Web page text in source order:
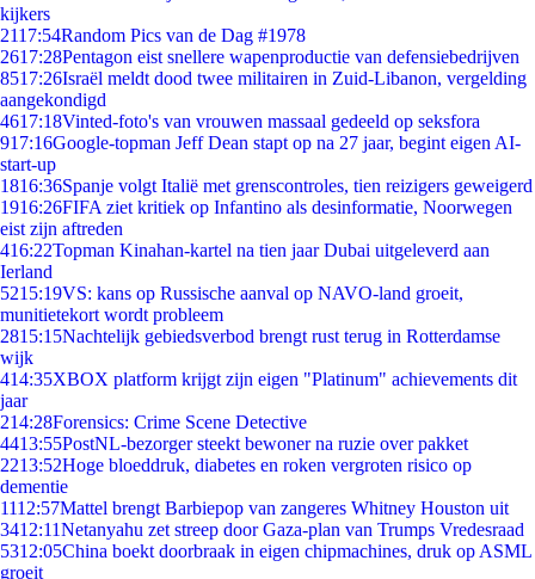
kijkers
2117:54Random Pics van de Dag #1978
2617:28Pentagon eist snellere wapenproductie van defensiebedrijven
8517:26Israël meldt dood twee militairen in Zuid-Libanon, vergelding
aangekondigd
4617:18Vinted-foto's van vrouwen massaal gedeeld op seksfora
917:16Google-topman Jeff Dean stapt op na 27 jaar, begint eigen AI-
start-up
1816:36Spanje volgt Italië met grenscontroles, tien reizigers geweigerd
1916:26FIFA ziet kritiek op Infantino als desinformatie, Noorwegen
eist zijn aftreden
416:22Topman Kinahan-kartel na tien jaar Dubai uitgeleverd aan
Ierland
5215:19VS: kans op Russische aanval op NAVO-land groeit,
munitietekort wordt probleem
2815:15Nachtelijk gebiedsverbod brengt rust terug in Rotterdamse
wijk
414:35XBOX platform krijgt zijn eigen "Platinum" achievements dit
jaar
214:28Forensics: Crime Scene Detective
4413:55PostNL-bezorger steekt bewoner na ruzie over pakket
2213:52Hoge bloeddruk, diabetes en roken vergroten risico op
dementie
1112:57Mattel brengt Barbiepop van zangeres Whitney Houston uit
3412:11Netanyahu zet streep door Gaza-plan van Trumps Vredesraad
5312:05China boekt doorbraak in eigen chipmachines, druk op ASML
groeit